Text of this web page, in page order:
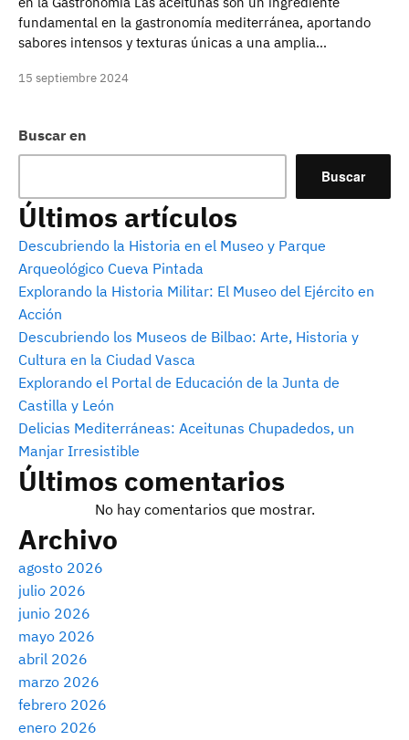
Buscar en
Buscar
Últimos artículos
Descubriendo la Historia en el Museo y Parque
Arqueológico Cueva Pintada
Explorando la Historia Militar: El Museo del Ejército en
Acción
Descubriendo los Museos de Bilbao: Arte, Historia y
Cultura en la Ciudad Vasca
Explorando el Portal de Educación de la Junta de
Castilla y León
Delicias Mediterráneas: Aceitunas Chupadedos, un
Manjar Irresistible
Últimos comentarios
No hay comentarios que mostrar.
Archivo
agosto 2026
julio 2026
junio 2026
mayo 2026
abril 2026
marzo 2026
febrero 2026
enero 2026
fundamental en la gastronomía mediterránea, aportando
sabores intensos y texturas únicas a una amplia…
15 septiembre 2024